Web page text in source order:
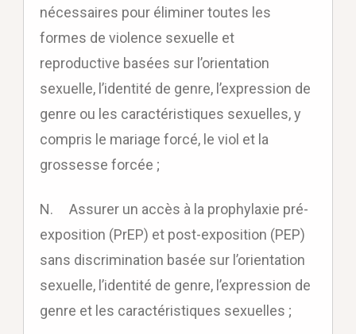
nécessaires pour éliminer toutes les
formes de violence sexuelle et
reproductive basées sur l’orientation
sexuelle, l’identité de genre, l’expression de
genre ou les caractéristiques sexuelles, y
compris le mariage forcé, le viol et la
grossesse forcée ;
N. Assurer un accès à la prophylaxie pré-
exposition (PrEP) et post-exposition (PEP)
sans discrimination basée sur l’orientation
sexuelle, l’identité de genre, l’expression de
genre et les caractéristiques sexuelles ;